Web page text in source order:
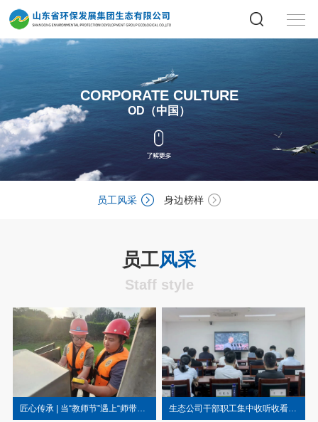
CORPORATE CULTURE
OD（中国）
员工风采 身边榜样
员工风采
Staff style
匠心传承 | 当“教师节”遇上“师带徒”，咱们“师徒”有话说 生态公司干部职工集中收听收看纪念中国人民抗日战争暨世界反法西斯战争胜利80周年大会实况转播